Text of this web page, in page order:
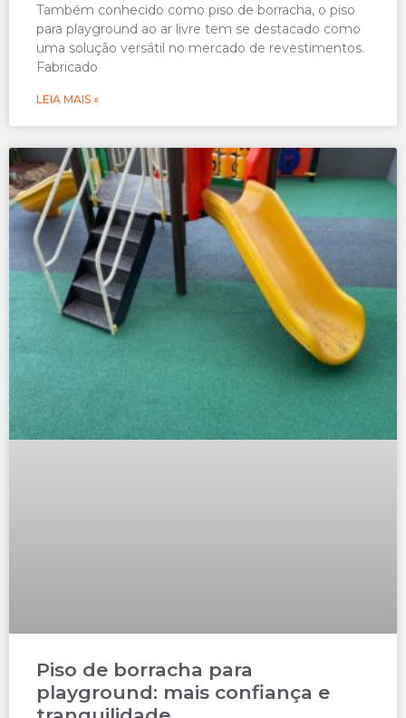
Também conhecido como piso de borracha, o piso
para playground ao ar livre tem se destacado como
uma solução versátil no mercado de revestimentos.
Fabricado
LEIA MAIS »
Piso de borracha para
playground: mais confiança e